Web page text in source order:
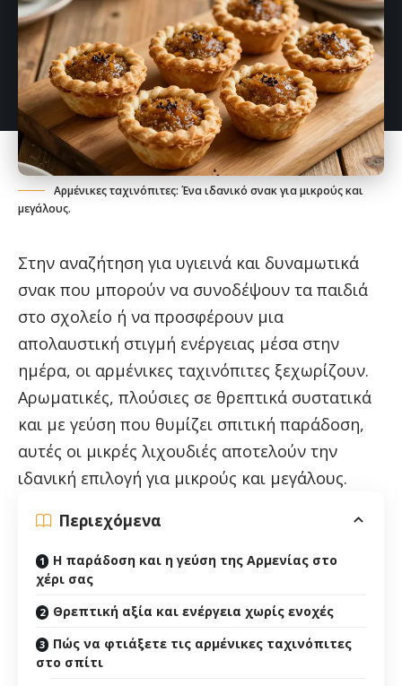
Αρμένικες ταχινόπιτες: Ένα ιδανικό σνακ για μικρούς και
μεγάλους.
Στην αναζήτηση για υγιεινά και δυναμωτικά
σνακ που μπορούν να συνοδέψουν τα παιδιά
στο σχολείο ή να προσφέρουν μια
απολαυστική στιγμή ενέργειας μέσα στην
ημέρα, οι αρμένικες ταχινόπιτες ξεχωρίζουν.
Αρωματικές, πλούσιες σε θρεπτικά συστατικά
και με γεύση που θυμίζει σπιτική παράδοση,
αυτές οι μικρές λιχουδιές αποτελούν την
ιδανική επιλογή για μικρούς και μεγάλους.
Περιεχόμενα
Η παράδοση και η γεύση της Αρμενίας στο
χέρι σας
Θρεπτική αξία και ενέργεια χωρίς ενοχές
Πώς να φτιάξετε τις αρμένικες ταχινόπιτες
στο σπίτι